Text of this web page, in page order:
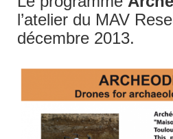
l’atelier du MAV
décembre 2013.